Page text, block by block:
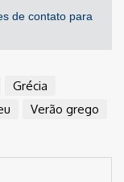
de contato para
Grécia
Verão grego